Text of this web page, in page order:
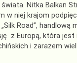
Nitka Balkan
w niej krajom
Road”, handlową
z Europą, która jest
i zarazem